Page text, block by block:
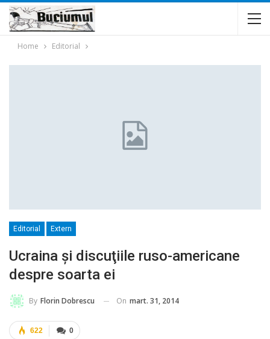
Home Editorial
Editorial Extern
Ucraina și discuţiile ruso-americane
despre soarta ei
By Florin Dobrescu On mart. 31, 2014
0
622